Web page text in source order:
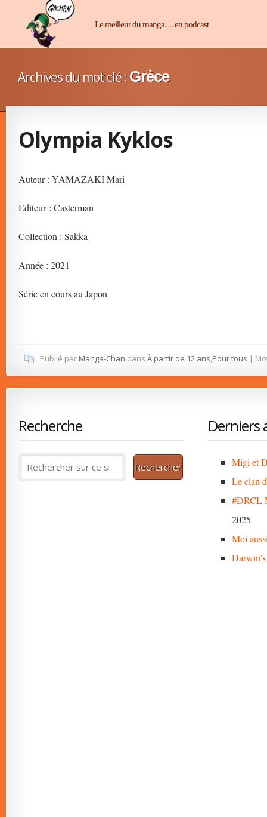
Manga-ChanLe meilleur du manga… en podcast
Archives du mot clé :Grèce
Olympia Kyklos
Auteur : YAMAZAKI Mari
Editeur : Casterman
Collection : Sakka
Année : 2021
Série en cours au Japon
Publié parManga-Chan dans À partir de 12 ans,Pour tous |
Recherche Derniers
Migi et
Le clan
#DRCL
2025
Moi